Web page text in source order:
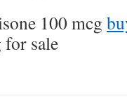
100 mcg
sale